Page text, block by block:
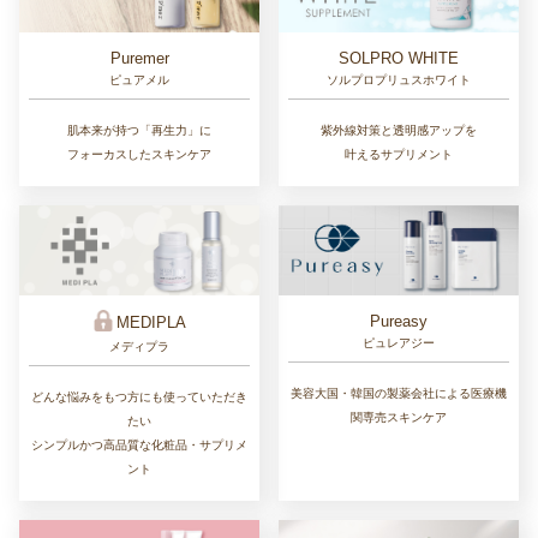
Puremer
ピュアメル
肌本来が持つ「再生力」に
フォーカスしたスキンケア
SOLPRO WHITE
ソルプロプリュスホワイト
紫外線対策と透明感アップを
叶えるサプリメント
MEDIPLA
メディプラ
どんな悩みをもつ方にも使っていただき
たい
シンプルかつ高品質な化粧品・サプリメ
ント
Pureasy
ピュレアジー
美容大国・韓国の製薬会社による医療機
関専売スキンケア